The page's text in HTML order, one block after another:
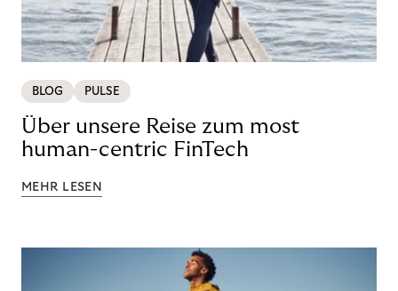
BLOG PULSE
Über unsere Reise zum most
human-centric FinTech
MEHR LESEN